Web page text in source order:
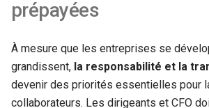
prépayées
À mesure que les entreprises se
grandissent, la responsabilité et la
devenir des priorités essentielles pour
collaborateurs. Les dirigeants et CFO